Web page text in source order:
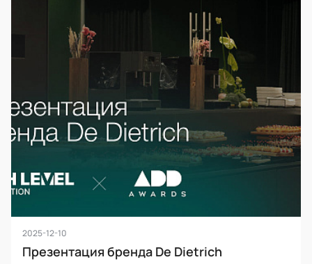
2025-12-10
Презентация бренда De Dietrich